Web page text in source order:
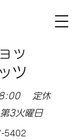
ッ
ツ
定休
3火曜日
5402